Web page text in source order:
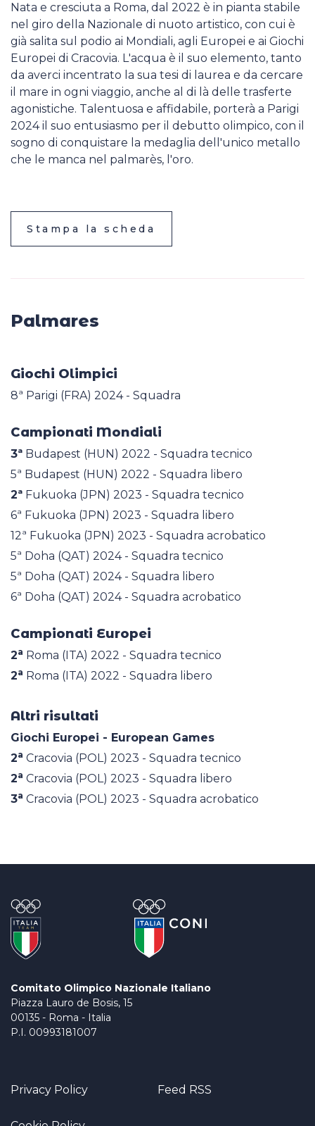
Nata e cresciuta a Roma, dal 2022 è in pianta stabile
nel giro della Nazionale di nuoto artistico, con cui è
già salita sul podio ai Mondiali, agli Europei e ai Giochi
Europei di Cracovia. L'acqua è il suo elemento, tanto
da averci incentrato la sua tesi di laurea e da cercare
il mare in ogni viaggio, anche al di là delle trasferte
agonistiche. Talentuosa e affidabile, porterà a Parigi
2024 il suo entusiasmo per il debutto olimpico, con il
sogno di conquistare la medaglia dell'unico metallo
che le manca nel palmarès, l'oro.
Stampa la scheda
Palmares
Giochi Olimpici
8ª Parigi (FRA) 2024 - Squadra
Campionati Mondiali
3ª Budapest (HUN) 2022 - Squadra tecnico
5ª Budapest (HUN) 2022 - Squadra libero
2ª Fukuoka (JPN) 2023 - Squadra tecnico
6ª Fukuoka (JPN) 2023 - Squadra libero
12ª Fukuoka (JPN) 2023 - Squadra acrobatico
5ª Doha (QAT) 2024 - Squadra tecnico
5ª Doha (QAT) 2024 - Squadra libero
6ª Doha (QAT) 2024 - Squadra acrobatico
Campionati Europei
2a Roma (ITA) 2022 - Squadra tecnico
2a Roma (ITA) 2022 - Squadra libero
Altri risultati
Giochi Europei - European Games
2a Cracovia (POL) 2023 - Squadra tecnico
2a Cracovia (POL) 2023 - Squadra libero
3a Cracovia (POL) 2023 - Squadra acrobatico
Comitato Olimpico Nazionale Italiano
Piazza Lauro de Bosis, 15
00135 - Roma - Italia
P.I. 00993181007
Privacy Policy Feed RSS